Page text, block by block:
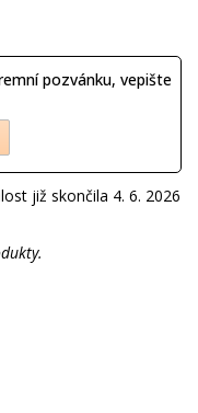
pozvánku, vepište
již skončila 4. 6. 2026